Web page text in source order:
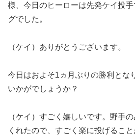
様、今日のヒーローは先発ケイ投
グでした。
（ケイ）ありがとうございます。
今日はおよそ1ヵ月ぶりの勝利とな
いかがでしょうか？
（ケイ）すごく嬉しいです。野手
くれたので、すごく楽に投げること